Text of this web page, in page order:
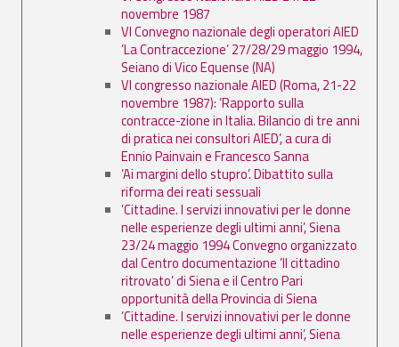
novembre 1987
VI Convegno nazionale degli operatori AIED
’La Contraccezione’ 27/28/29 maggio 1994,
Seiano di Vico Equense (NA)
VI congresso nazionale AIED (Roma, 21-22
novembre 1987): ’Rapporto sulla
contracce-zione in Italia. Bilancio di tre anni
di pratica nei consultori AIED’, a cura di
Ennio Painvain e Francesco Sanna
’Ai margini dello stupro’. Dibattito sulla
riforma dei reati sessuali
’Cittadine. I servizi innovativi per le donne
nelle esperienze degli ultimi anni’, Siena
23/24 maggio 1994 Convegno organizzato
dal Centro documentazione ’Il cittadino
ritrovato’ di Siena e il Centro Pari
opportunità della Provincia di Siena
’Cittadine. I servizi innovativi per le donne
nelle esperienze degli ultimi anni’, Siena